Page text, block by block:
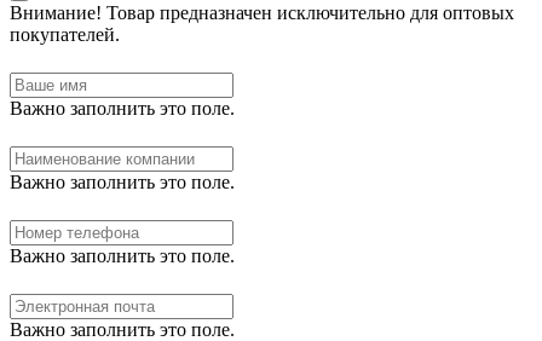
Внимание! Товар предназначен исключительно для оптовых
покупателей.
Важно заполнить это поле.
Важно заполнить это поле.
Важно заполнить это поле.
Важно заполнить это поле.